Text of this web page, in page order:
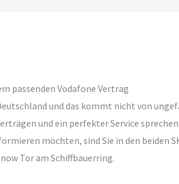
passenden Vodafone Vertrag
und das kommt nicht von
und ein perfekter Service
möchten, sind Sie in den beiden
Tor am Schiffbauerring.